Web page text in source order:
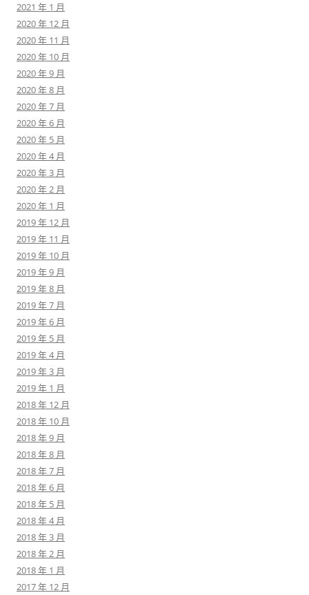
2021 年 1 月
2020 年 12 月
2020 年 11 月
2020 年 10 月
2020 年 9 月
2020 年 8 月
2020 年 7 月
2020 年 6 月
2020 年 5 月
2020 年 4 月
2020 年 3 月
2020 年 2 月
2020 年 1 月
2019 年 12 月
2019 年 11 月
2019 年 10 月
2019 年 9 月
2019 年 8 月
2019 年 7 月
2019 年 6 月
2019 年 5 月
2019 年 4 月
2019 年 3 月
2019 年 1 月
2018 年 12 月
2018 年 10 月
2018 年 9 月
2018 年 8 月
2018 年 7 月
2018 年 6 月
2018 年 5 月
2018 年 4 月
2018 年 3 月
2018 年 2 月
2018 年 1 月
2017 年 12 月